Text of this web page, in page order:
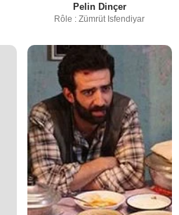
Pelin Dinçer
Rôle : Zümrüt Isfendiyar